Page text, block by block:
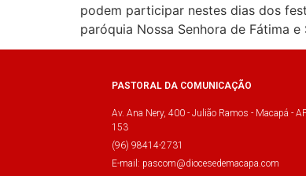
podem participar nestes dias dos
paróquia Nossa Senhora de Fátima
PASTORAL DA COMUNICAÇÃO
Av. Ana Nery, 400 - Julião Ramos - Macapá -
153
(96) 98414-2731
E-mail: pascom@diocesedemacapa.com